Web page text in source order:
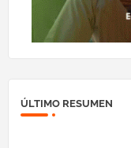
ÚLTIMO RESUMEN